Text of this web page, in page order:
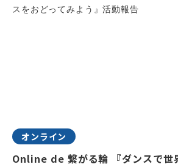
オンライン
Online de 繋がる輪 『ダンスで世